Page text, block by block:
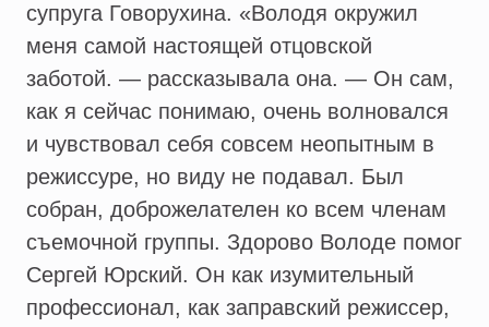
супруга Говорухина. «Володя окружил
меня самой настоящей отцовской
заботой. — рассказывала она. — Он сам,
как я сейчас понимаю, очень волновался
и чувствовал себя совсем неопытным в
режиссуре, но виду не подавал. Был
собран, доброжелателен ко всем членам
съемочной группы. Здорово Володе помог
Сергей Юрский. Он как изумительный
профессионал, как заправский режиссер,